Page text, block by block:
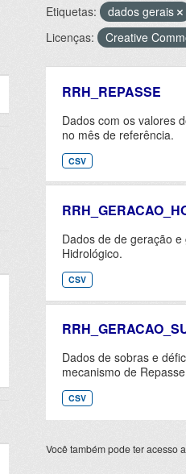
Etiquetas: dados gerais
Licenças:
Creative
RRH_REPASSE
Dados com os valores
no mês de referência.
CSV
Dados de de geração
Hidrológico.
CSV
Dados de sobras e
mecanismo de
CSV
Você também pode ter acesso